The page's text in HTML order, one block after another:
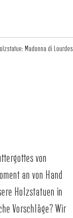
Madonna di Lourdes
von
an von Hand
Holzstatuen in
Vorschläge? Wir